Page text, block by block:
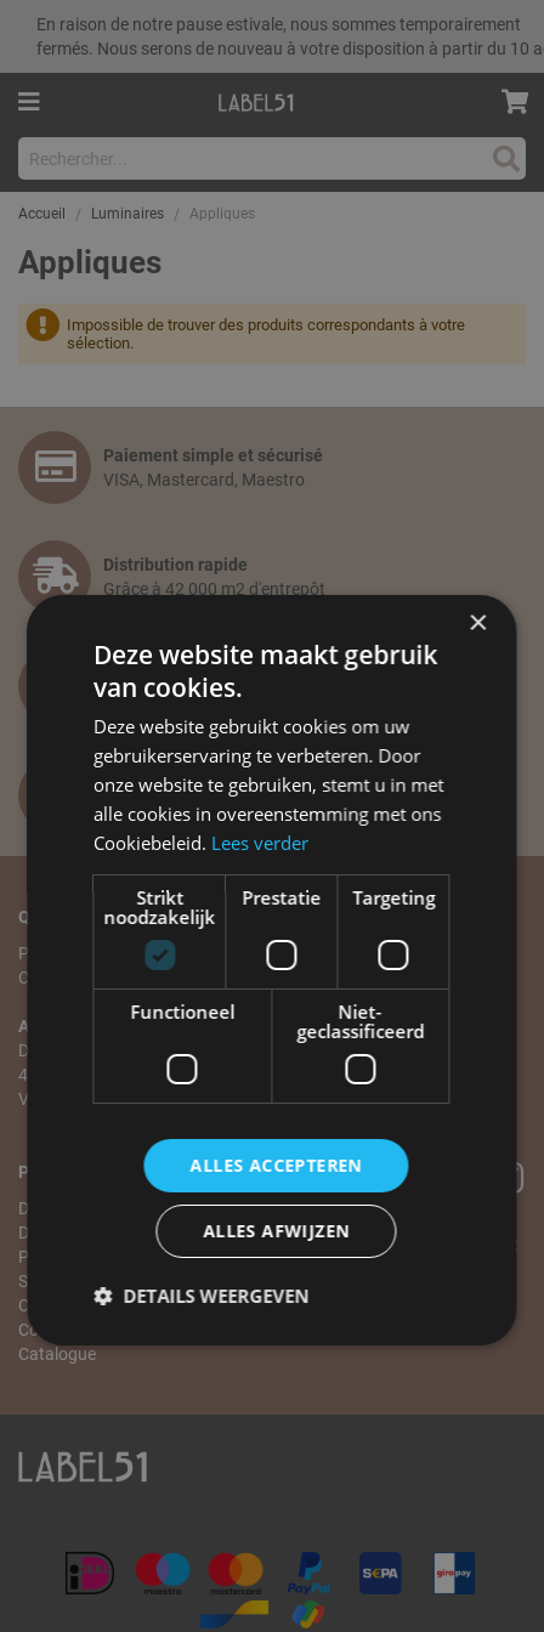
En raison de notre pause estivale, nous sommes temporairement
fermés. Nous serons de nouveau à votre disposition à partir du 10
Accueil Luminaires Appliques
Appliques
Impossible de trouver des produits correspondants à votre
sélection.
Paiement simple et sécurisé
VISA, Mastercard, Maestro
Distribution rapide
Grâce à 42 000 m2 d'entrepôt
Vous avez des questions ?
info@label51.com
+31(0)318-479 837
Lundi au vendredi de 8h30 à 12h30
Qui sommes-nous?
Plus de LABEL51
Contact
Adresse
De Geer 8
4004 LT TIEL
Visites sur rendez-vous
Service client
Paiement et annulation
Échange et retour
Garantie et réparation
Points de vente
Conditions générales
Pour les entreprises
Devenez revendeur
Demande de matériel visuel
Programme
Salle d'exposition
Commander
Conditions générales
Catalogue
Tous les prix sur le site la incluent
×
Deze website maakt gebruik
van cookies.
Deze website gebruikt cookies om uw
gebruikerservaring te verbeteren. Door
onze website te gebruiken, stemt u in met
alle cookies in overeenstemming met ons
Cookiebeleid. Lees verder
Strikt
noodzakelijk
Prestatie Targeting
Functioneel
Niet-
geclassificeerd
ALLES ACCEPTEREN
ALLES AFWIJZEN
DETAILS WEERGEVEN